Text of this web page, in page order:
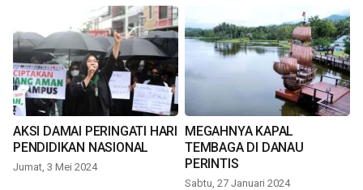
AKSI DAMAI PERINGATI HARI
PENDIDIKAN NASIONAL
Jumat, 3 Mei 2024
MEGAHNYA KAPAL
TEMBAGA DI DANAU
PERINTIS
Sabtu, 27 Januari 2024